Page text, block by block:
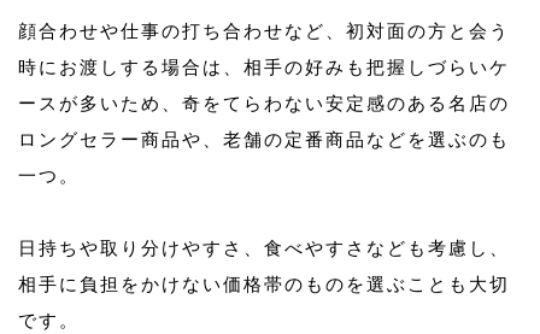
顔合わせや仕事の打ち合わせなど、初対面の方と会う
時にお渡しする場合は、相手の好みも把握しづらいケ
ースが多いため、奇をてらわない安定感のある名店の
ロングセラー商品や、老舗の定番商品などを選ぶのも
一つ。
日持ちや取り分けやすさ、食べやすさなども考慮し、
相手に負担をかけない価格帯のものを選ぶことも大切
です。